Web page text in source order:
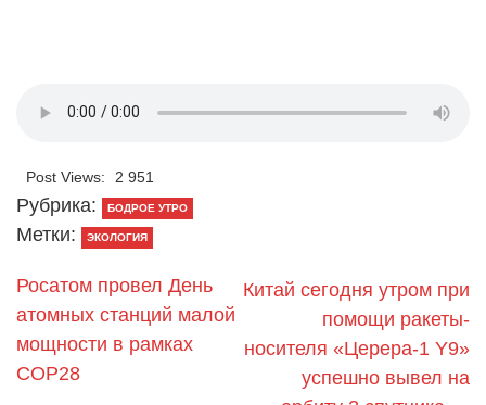
Post Views: 2 951
Рубрика: БОДРОЕ УТРО
Метки: ЭКОЛОГИЯ
Росатом провел День
атомных станций малой
мощности в рамках
COP28
Китай сегодня утром при
помощи ракеты-
носителя «Церера-1 Y9»
успешно вывел на